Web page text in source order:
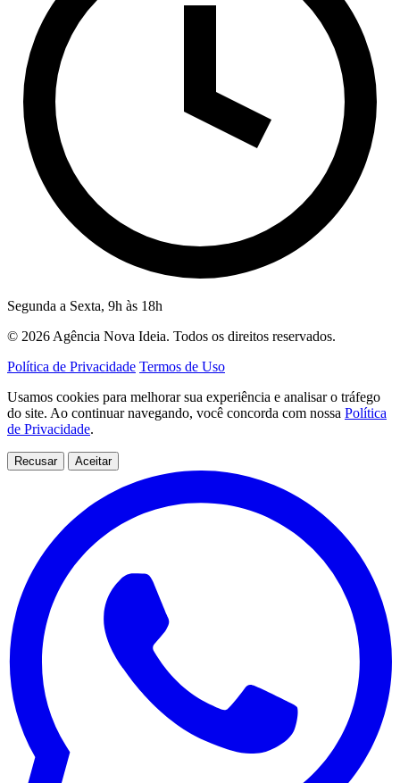
Segunda a Sexta, 9h às 18h
© 2026 Agência Nova Ideia. Todos os direitos reservados.
Política de Privacidade Termos de Uso
Usamos cookies para melhorar sua experiência e analisar o tráfego
do site. Ao continuar navegando, você concorda com nossa Política
de Privacidade.
Recusar Aceitar